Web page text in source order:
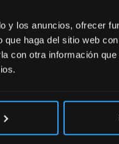
y los anuncios, ofrecer
haga del sitio web
con otra información